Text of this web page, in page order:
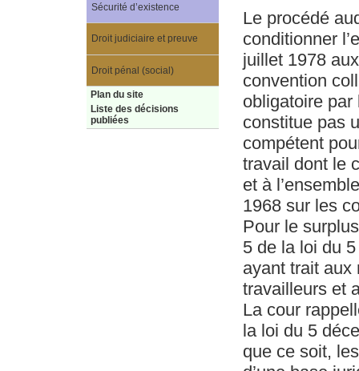
Le procédé
conditionner
juillet 1978
convention
obligatoire
constitue pas
compétent
travail dont le
et à
1968 sur les
Pour le
5 de la loi du
ayant trait aux
travailleurs et
La cour
la loi du 5
que ce soit,
Sécurité d’existence
Droit judiciaire et preuve
Droit pénal (social)
Plan du site
Liste des décisions
publiées